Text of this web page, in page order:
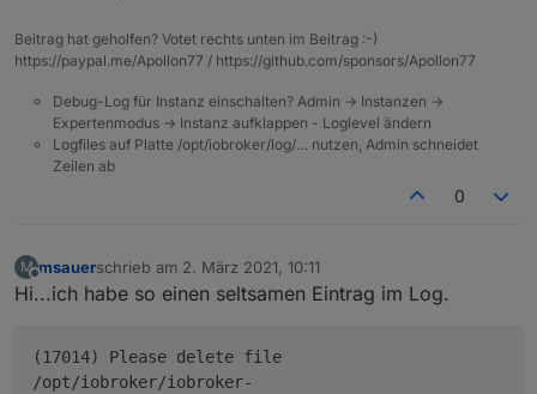
Beitrag hat geholfen? Votet rechts unten im Beitrag :-)
https://paypal.me/Apollon77 / https://github.com/sponsors/Apollon77
Debug-Log für Instanz einschalten? Admin -> Instanzen ->
Expertenmodus -> Instanz aufklappen - Loglevel ändern
Logfiles auf Platte /opt/iobroker/log/… nutzen, Admin schneidet
Zeilen ab
0
M
Offline
msauerschrieb am 2. März 2021, 10:11
zuletzt editiert von
Hi...ich habe so einen seltsamen Eintrag im Log.
(17014) Please delete file
/opt/iobroker/iobroker-